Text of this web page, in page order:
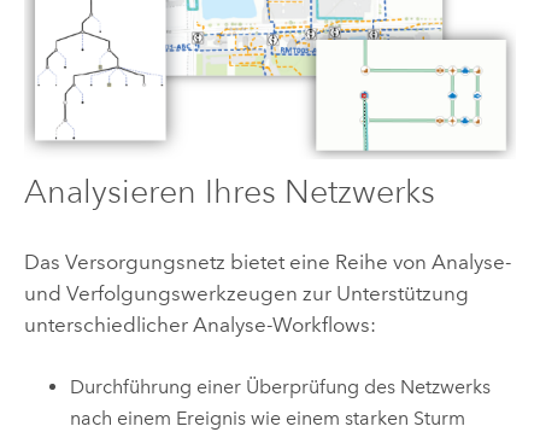
Analysieren Ihres Netzwerks
Das Versorgungsnetz bietet eine Reihe von Analyse-
und Verfolgungswerkzeugen zur Unterstützung
unterschiedlicher Analyse-Workflows:
Durchführung einer Überprüfung des Netzwerks
nach einem Ereignis wie einem starken Sturm